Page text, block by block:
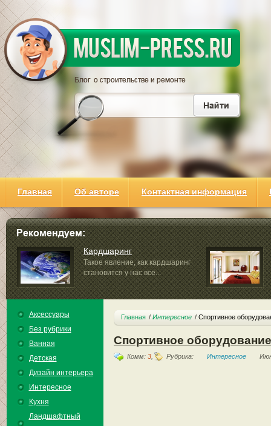
Главная Об авторе Контактная информация
Кардшаринг
Такое явление, как кардшаринг
становится у нас все...
Аксессуары
Без рубрики
Ванная
Детская
Дизайн интерьера
Интересное
Кухня
Ландшафтный
Главная Интересное Спортивное
Спортивное
Комм: 3, Рубрика: Интересное